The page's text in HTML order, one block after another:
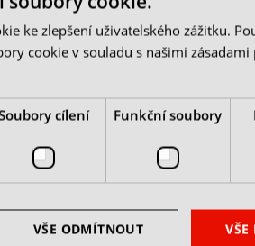
SYSTÉMŮ NA JEDNOM STROJI.
určené do škol na výuku
který umožňuje mít více
Heidenhain). Stroje EMCO,
zaučení při přechodu z
SORTIMENT
ke zlepšení uživatelského zážitku.
cookie v souladu s našimi zásadami
cílení Funkční soubory
VŠE
VŠE ODMÍTNOUT